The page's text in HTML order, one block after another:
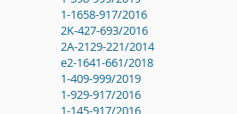
1-1658-917/2016
2K-427-693/2016
2A-2129-221/2014
e2-1641-661/2018
1-409-999/2019
1-929-917/2016
1-145-917/2016